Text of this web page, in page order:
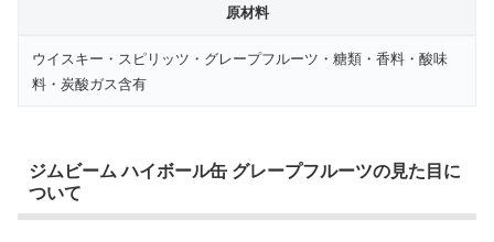
原材料
ウイスキー・スピリッツ・グレープフルーツ・糖類・香料・酸味
料・炭酸ガス含有
ジムビーム ハイボール缶 グレープフルーツの見た目に
ついて